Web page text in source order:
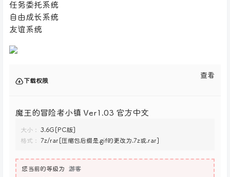
任务委托系统
自由成长系统
友谊系统
下载权限
查看
魔王的冒险者小镇 Ver1.03 官方中文
大小：
3.6G[PC版]
格式：
7z/rar[压缩包后缀是.gif的更改为.7z或.rar]
您当前的等级为 游客